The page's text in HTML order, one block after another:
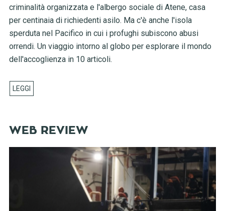
criminalità organizzata e l'albergo sociale di Atene, casa
per centinaia di richiedenti asilo. Ma c'è anche l'isola
sperduta nel Pacifico in cui i profughi subiscono abusi
orrendi. Un viaggio intorno al globo per esplorare il mondo
dell'accoglienza in 10 articoli.
WEB REVIEW